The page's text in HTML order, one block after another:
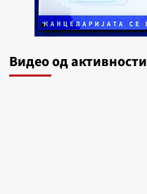
Видеo од активности